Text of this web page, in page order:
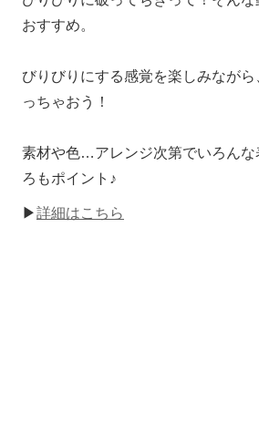
おすすめ。
びりびりにする感覚を楽しみなが
っちゃおう！
素材や色…アレンジ次第でいろんな
ろもポイント♪
▶詳細はこちら